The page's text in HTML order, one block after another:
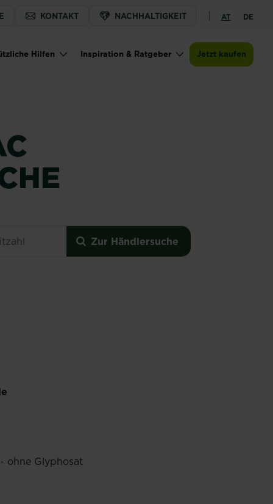
KONTAKT NACHHALTIGKEIT AT DE
Hilfen Inspiration & Ratgeber Jetzt kaufen
Zur Händlersuche
ohne Glyphosat
Jetzt kaufenRoundup® AC Sprühflasche
Zur Händlersuche